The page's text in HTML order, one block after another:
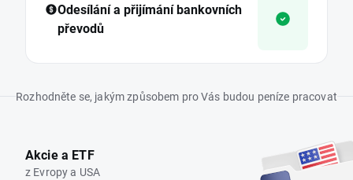
Odesílání a přijímání bankovních
převodů
Rozhodněte se, jakým způsobem pro Vás budou peníze pracovat
Akcie a ETF
z Evropy a USA